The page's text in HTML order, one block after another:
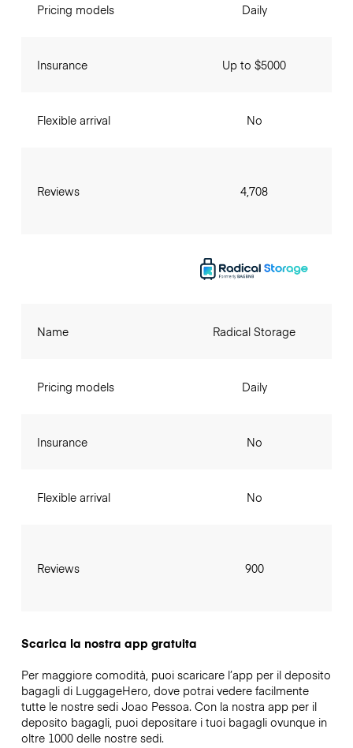
Pricing models
Insurance
Flexible arrival
Reviews
Daily
Up to $5000
No
4,708
Name
Pricing models
Insurance
Flexible arrival
Reviews
Radical Storage
Daily
No
No
900
Scarica la nostra app gratuita
Per maggiore comodità, puoi scaricare l’app per il deposito
bagagli di LuggageHero, dove potrai vedere facilmente
tutte le nostre sedi Joao Pessoa. Con la nostra app per il
deposito bagagli, puoi depositare i tuoi bagagli ovunque in
oltre 1000 delle nostre sedi.